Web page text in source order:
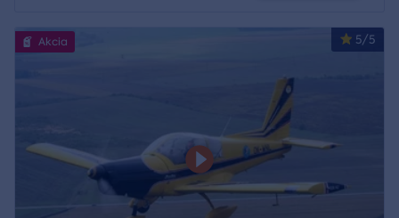
5/5
Akcia